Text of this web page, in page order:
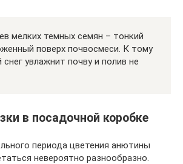
мелких темных семян – тонкий
поверх почвосмеси. К тому
увлажнит почву и полив не
в посадочной коробке
периода цветения анютины
невероятно разнообразно.